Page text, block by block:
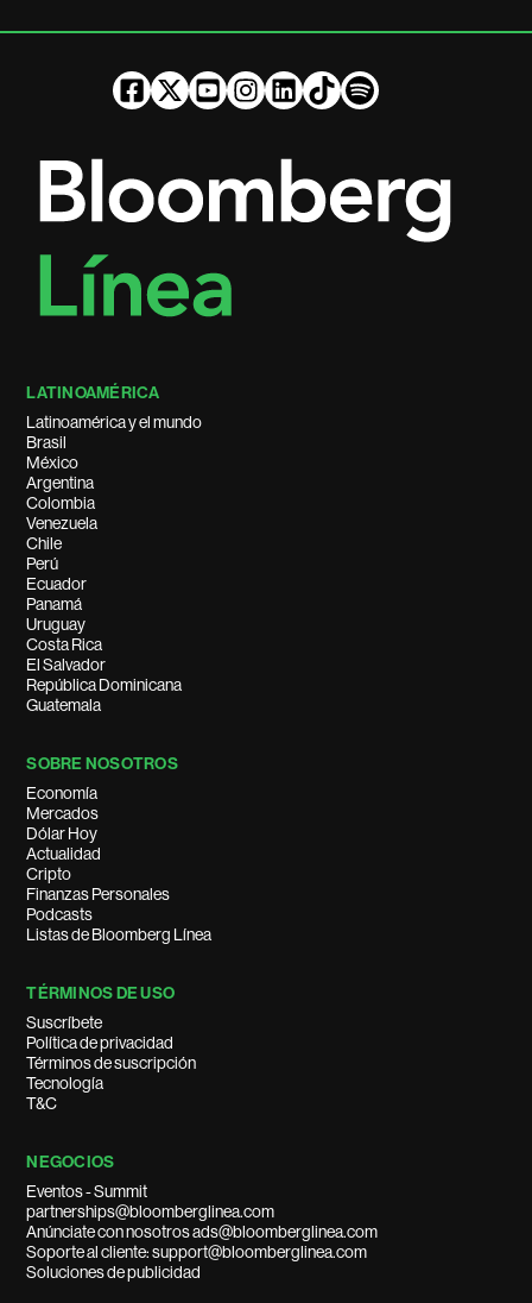
LATINOAMÉRICA
Latinoamérica y el mundo
Brasil
México
Argentina
Colombia
Venezuela
Chile
Perú
Ecuador
Panamá
Uruguay
Costa Rica
El Salvador
República Dominicana
Guatemala
SOBRE NOSOTROS
Economía
Mercados
Dólar Hoy
Actualidad
Cripto
Finanzas Personales
Podcasts
Listas de Bloomberg Línea
TÉRMINOS DE USO
Suscríbete
Política de privacidad
Términos de suscripción
Tecnología
T&C
NEGOCIOS
Eventos - Summit
partnerships@bloomberglinea.com
Anúnciate con nosotros ads@bloomberglinea.com
Soporte al cliente: support@bloomberglinea.com
Soluciones de publicidad